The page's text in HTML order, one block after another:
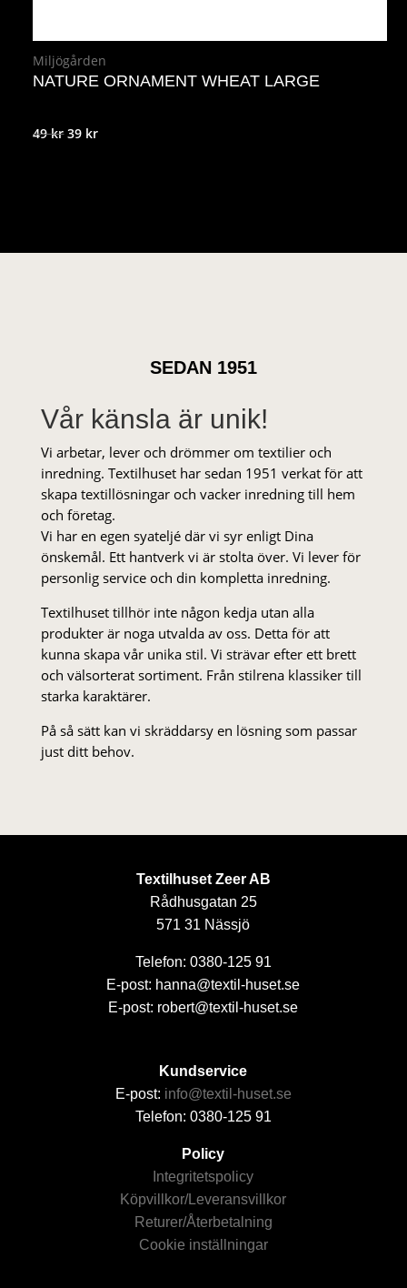
Miljögården
NATURE ORNAMENT WHEAT LARGE
49krDet
39 krDet
SEDAN 1951
Vår känsla är unik!
Vi arbetar, lever och drömmer om textilier och
inredning. Textilhuset har sedan 1951 verkat för att
skapa textillösningar och vacker inredning till hem
och företag.
Vi har en egen syateljé där vi syr enligt Dina
önskemål. Ett hantverk vi är stolta över. Vi lever för
personlig service och din kompletta inredning.
Textilhuset tillhör inte någon kedja utan alla
produkter är noga utvalda av oss. Detta för att
kunna skapa vår unika stil. Vi strä­var efter ett brett
och välsorterat sor­ti­ment. Från stil­rena klas­siker till
starka karaktärer.
På så sätt kan vi skräddarsy en lösning som passar
just ditt behov.
Textilhuset Zeer AB
Rådhusgatan 25
571 31 Nässjö
Telefon: 0380-125 91
E-post: hanna@textil-huset.se
E-post: robert@textil-huset.se
Kundservice
E-post: info@textil-huset.se
Telefon: 0380-125 91
Policy
Integritetspolicy
Köpvillkor/Leveransvillkor
Returer/Återbetalning
Cookie inställningar